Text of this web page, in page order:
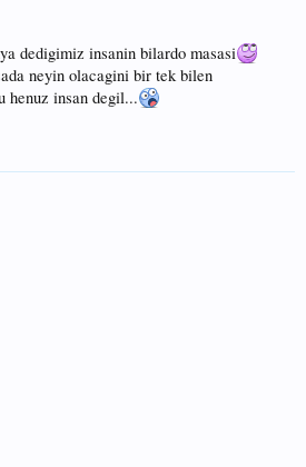
dedigimiz insanin bilardo masasi
neyin olacagini bir tek bilen
henuz insan degil...